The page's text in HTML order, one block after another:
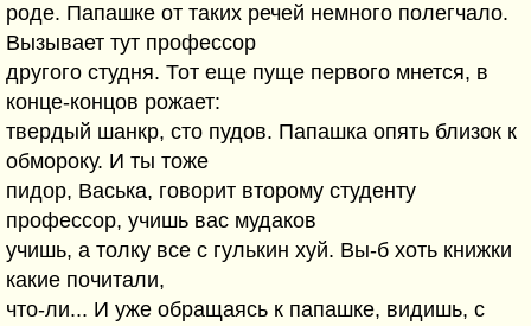
роде. Папашке от таких речей немного полегчало.
Вызывает тут профессор
другого студня. Тот еще пуще первого мнется, в
конце-концов рожает:
твердый шанкр, сто пудов. Папашка опять близок к
обмороку. И ты тоже
пидор, Васька, говорит второму студенту
профессор, учишь вас мудаков
учишь, а толку все с гулькин хуй. Вы-б хоть книжки
какие почитали,
что-ли... И уже обращаясь к папашке, видишь, с